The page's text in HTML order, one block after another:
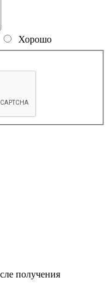
Хорошо
получения